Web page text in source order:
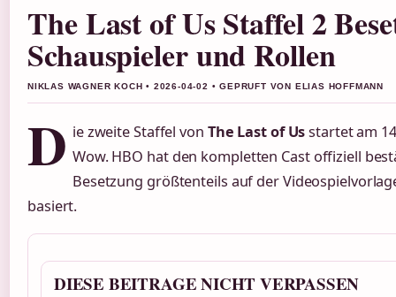
The Last of Us Staffel 2
Schauspieler und Rollen
NIKLAS WAGNER KOCH • 2026-04-02 • GEPRUFT VON ELIAS HOFFMANN
D ie zweite Staffel von The Last of Usstartet am
Wow. HBO hat den kompletten Cast offiziell
Besetzung größtenteils auf der
basiert.
DIESE BEITRAGE NICHT VERPASSEN